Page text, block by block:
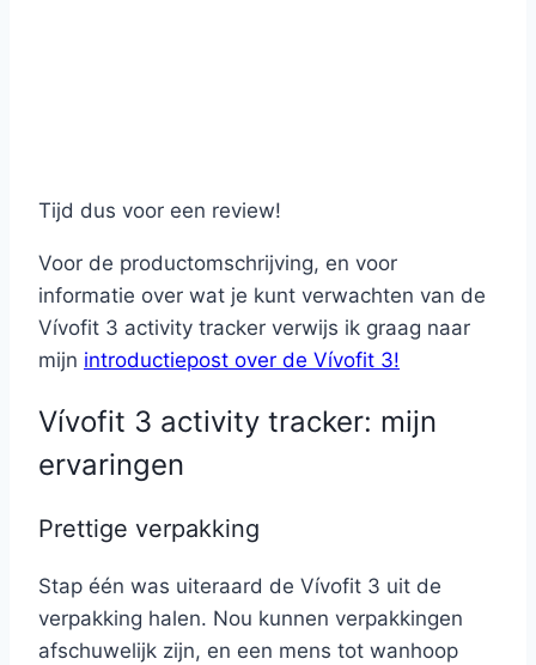
Tijd dus voor een review!
Voor de productomschrijving, en voor
informatie over wat je kunt verwachten van de
Vívofit 3 activity tracker verwijs ik graag naar
mijn introductiepost over de Vívofit 3!
Vívofit 3 activity tracker: mijn
ervaringen
Prettige verpakking
Stap één was uiteraard de Vívofit 3 uit de
verpakking halen. Nou kunnen verpakkingen
afschuwelijk zijn, en een mens tot wanhoop